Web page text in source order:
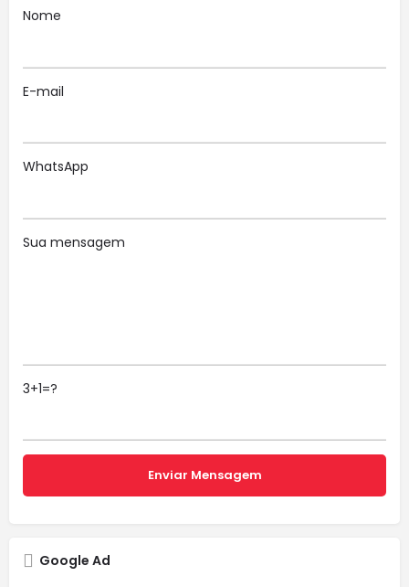
Nome
E-mail
WhatsApp
Sua mensagem
3+1=?
Google Ad